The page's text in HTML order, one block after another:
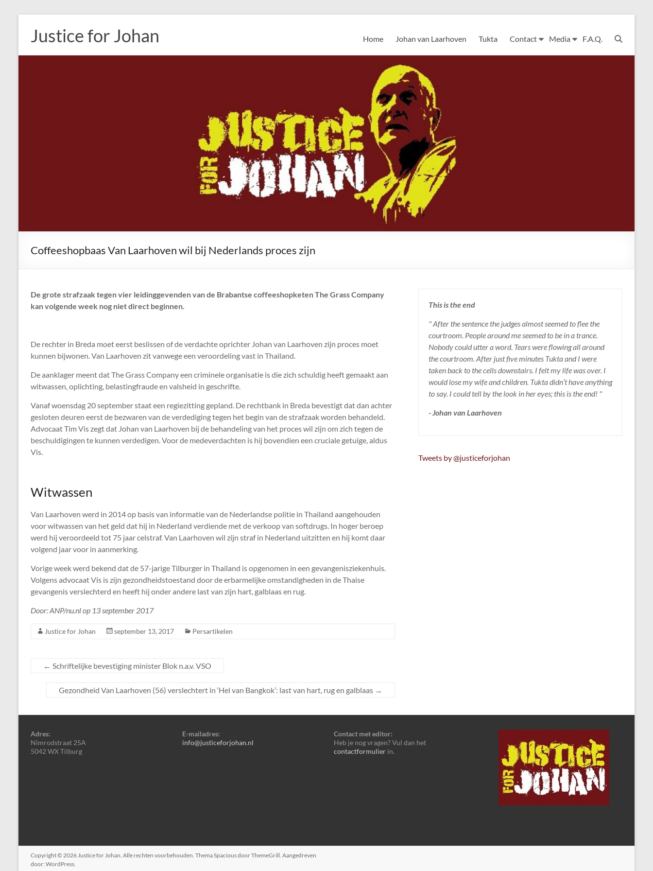
Justice for Johan Home Johan van Laarhoven Tukta Contact Media F.A.Q.
Coffeeshopbaas Van Laarhoven wil bij Nederlands proces zijn
De grote strafzaak tegen vier leidinggevenden van de Brabantse coffeeshopketen The Grass Company
kan volgende week nog niet direct beginnen.
De rechter in Breda moet eerst beslissen of de verdachte oprichter Johan van Laarhoven zijn proces moet
kunnen bijwonen. Van Laarhoven zit vanwege een veroordeling vast in Thailand.
De aanklager meent dat The Grass Company een criminele organisatie is die zich schuldig heeft gemaakt aan
witwassen, oplichting, belastingfraude en valsheid in geschrifte.
Vanaf woensdag 20 september staat een regiezitting gepland. De rechtbank in Breda bevestigt dat dan achter
gesloten deuren eerst de bezwaren van de verdediging tegen het begin van de strafzaak worden behandeld.
Advocaat Tim Vis zegt dat Johan van Laarhoven bij de behandeling van het proces wil zijn om zich tegen de
beschuldigingen te kunnen verdedigen. Voor de medeverdachten is hij bovendien een cruciale getuige, aldus
Vis.
Witwassen
Van Laarhoven werd in 2014 op basis van informatie van de Nederlandse politie in Thailand aangehouden
voor witwassen van het geld dat hij in Nederland verdiende met de verkoop van softdrugs. In hoger beroep
werd hij veroordeeld tot 75 jaar celstraf. Van Laarhoven wil zijn straf in Nederland uitzitten en hij komt daar
volgend jaar voor in aanmerking.
Vorige week werd bekend dat de 57-jarige Tilburger in Thailand is opgenomen in een gevangenisziekenhuis.
Volgens advocaat Vis is zijn gezondheidstoestand door de erbarmelijke omstandigheden in de Thaise
gevangenis verslechterd en heeft hij onder andere last van zijn hart, galblaas en rug.
Door: ANP/nu.nl op 13 september 2017
Justice for Johan september 13, 2017 Persartikelen
← Schriftelijke bevestiging minister Blok n.a.v. VSO
Gezondheid Van Laarhoven (56) verslechtert in ‘Hel van Bangkok’: last van hart, rug en galblaas →
This is the end
'' After the sentence the judges almost seemed to flee the
courtroom. People around me seemed to be in a trance.
Nobody could utter a word. Tears were flowing all around
the courtroom. After just five minutes Tukta and I were
taken back to the cells downstairs. I felt my life was over. I
would lose my wife and children. Tukta didn’t have anything
to say. I could tell by the look in her eyes; this is the end! ''
- Johan van Laarhoven
Tweets by @justiceforjohan
Adres:
Nimrodstraat 25A
5042 WX Tilburg
E-mailadres:
info@justiceforjohan.nl
Contact met editor:
Heb je nog vragen? Vul dan het
contactformulier in.
Copyright © 2026Justice for Johan. Alle rechten voorbehouden. ThemaSpaciousdoor ThemeGrill. Aangedreven
door: WordPress.